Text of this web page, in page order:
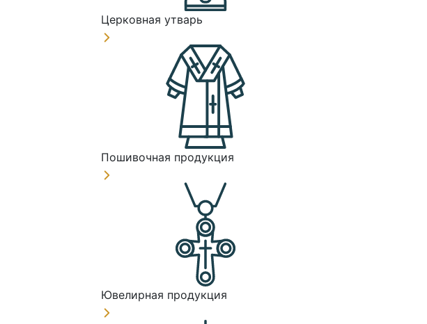
Церковная утварь
Пошивочная продукция
Ювелирная продукция